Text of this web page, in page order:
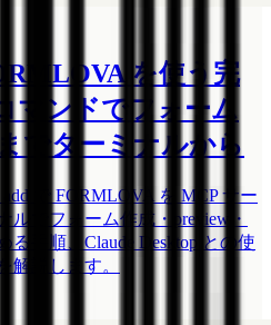
を使う完
マンドでフォーム
でターミナルから
add で FORMLOVA を MCP サー
でフォーム作成・preview・
手順、Claude Desktop との使
解説します。